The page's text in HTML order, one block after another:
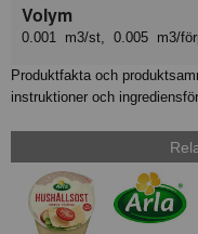
Volym
0.001 m3/st, 0.005 m3/
Produktfakta och
instruktioner och